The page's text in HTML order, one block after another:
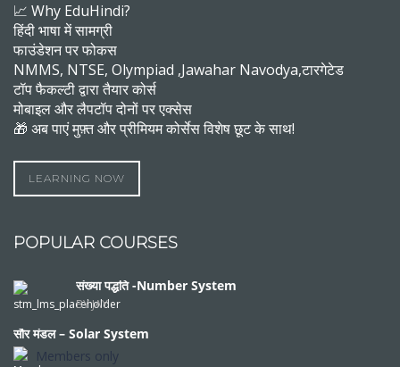
📈 Why EduHindi?
हिंदी भाषा में सामग्री
फाउंडेशन पर फोकस
NMMS, NTSE, Olympiad ,Jawahar Navodya,टारगेटेड
टॉप फैकल्टी द्वारा तैयार कोर्स
मोबाइल और लैपटॉप दोनों पर एक्सेस
🎁 अब पाएं मुफ़्त और प्रीमियम कोर्सेस विशेष छूट के साथ!
LEARNING NOW
POPULAR COURSES
संख्या पद्धति -Number System
BY JAY
सौर मंडल – Solar System
Members only